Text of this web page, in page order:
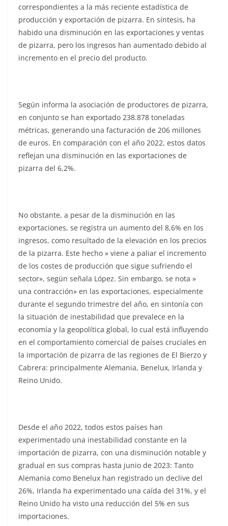
correspondientes a la más reciente estadística de
producción y exportación de pizarra. En síntesis, ha
habido una disminución en las exportaciones y ventas
de pizarra, pero los ingresos han aumentado debido al
incremento en el precio del producto.
Según informa la asociación de productores de pizarra,
en conjunto se han exportado 238.878 toneladas
métricas, generando una facturación de 206 millones
de euros. En comparación con el año 2022, estos datos
reflejan una disminución en las exportaciones de
pizarra del 6,2%.
No obstante, a pesar de la disminución en las
exportaciones, se registra un aumento del 8,6% en los
ingresos, como resultado de la elevación en los precios
de la pizarra. Este hecho » viene a paliar el incremento
de los costes de producción que sigue sufriendo el
sector», según señala López. Sin embargo, se nota »
una contracción» en las exportaciones, especialmente
durante el segundo trimestre del año, en sintonía con
la situación de inestabilidad que prevalece en la
economía y la geopolítica global, lo cual está influyendo
en el comportamiento comercial de países cruciales en
la importación de pizarra de las regiones de El Bierzo y
Cabrera: principalmente Alemania, Benelux, Irlanda y
Reino Unido.
Desde el año 2022, todos estos países han
experimentado una inestabilidad constante en la
importación de pizarra, con una disminución notable y
gradual en sus compras hasta junio de 2023: Tanto
Alemania como Benelux han registrado un declive del
26%, Irlanda ha experimentado una caída del 31%, y el
Reino Unido ha visto una reducción del 5% en sus
importaciones.